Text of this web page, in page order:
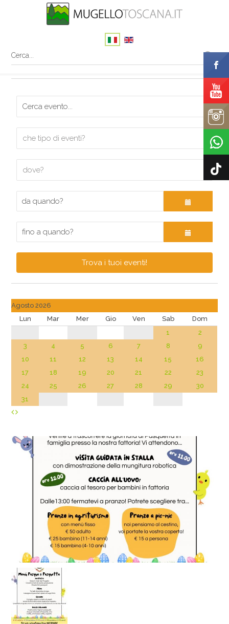
Trova i tuoi eventi!
Agosto 2026
Lun
Mar Mer Gio Ven Sab
Dom
1
2
3
4 5 6 7 8
9
10
11 12 13 14 15
16
17
18 19 20 21 22
23
24
25 26 27 28 29
30
31